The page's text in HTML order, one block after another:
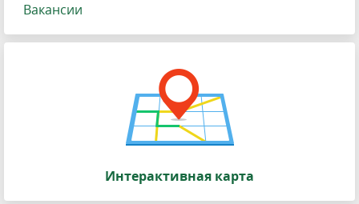
Вакансии
Интерактивная карта